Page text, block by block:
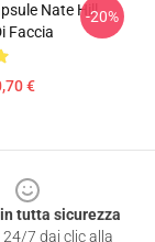
Nate Hill
Faccia
€
-20%
tutta sicurezza
7 dai clic alla